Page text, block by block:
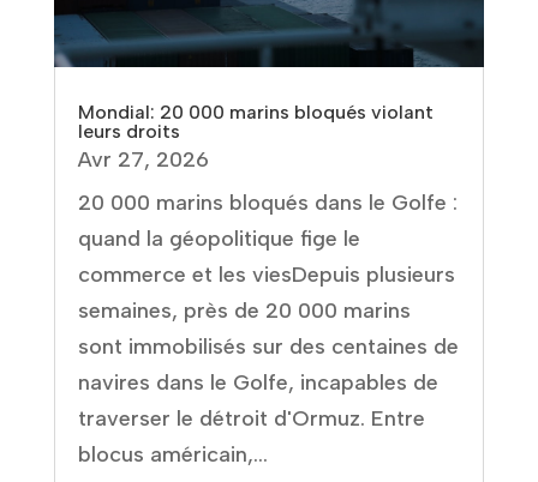
Mondial: 20 000 marins bloqués violant
leurs droits
Avr 27, 2026
20 000 marins bloqués dans le Golfe :
quand la géopolitique fige le
commerce et les viesDepuis plusieurs
semaines, près de 20 000 marins
sont immobilisés sur des centaines de
navires dans le Golfe, incapables de
traverser le détroit d'Ormuz. Entre
blocus américain,...